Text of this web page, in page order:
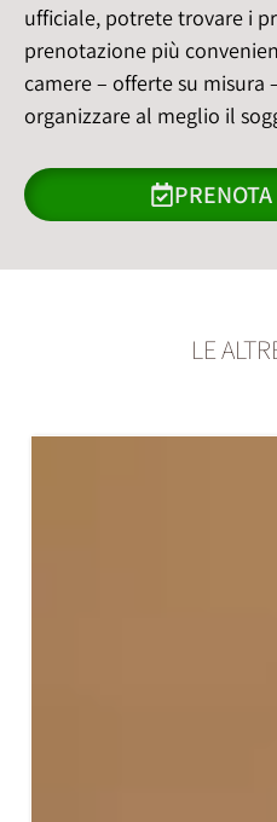
ufficiale, potrete trovare i
prenotazione più
camere – offerte su misura
organizzare al meglio il
LE